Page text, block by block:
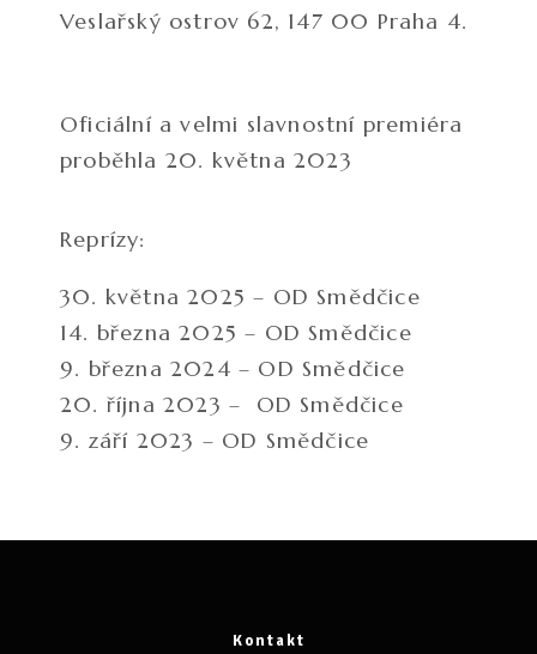
Veslařský ostrov 62, 147 00 Praha 4.
Oficiální a velmi slavnostní premiéra
proběhla 20. května 2023
Reprízy:
30. května 2025 – OD Smědčice
14. března 2025 – OD Smědčice
9. března 2024 – OD Smědčice
20. října 2023 – OD Smědčice
9. září 2023 – OD Smědčice
Kontakt